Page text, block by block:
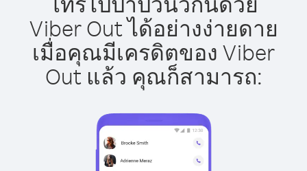
Viber Out ได้อย่างง่ายดาย
เมื่อคุณมีเครดิตของ Viber
Out แล้ว คุณก็สามารถ: